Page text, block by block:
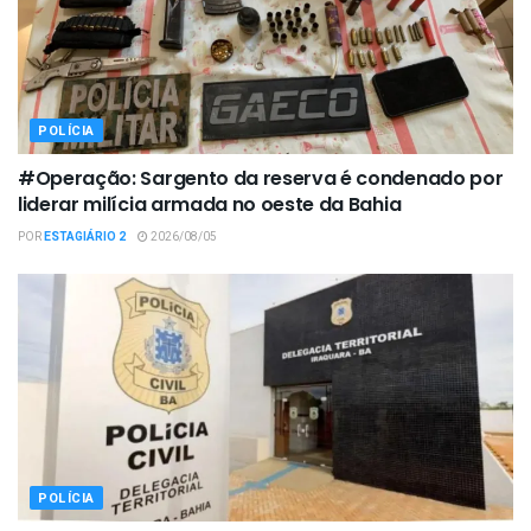
POLÍCIA
#Operação: Sargento da reserva é condenado por
liderar milícia armada no oeste da Bahia
PORESTAGIÁRIO 2 2026/08/05
POLÍCIA